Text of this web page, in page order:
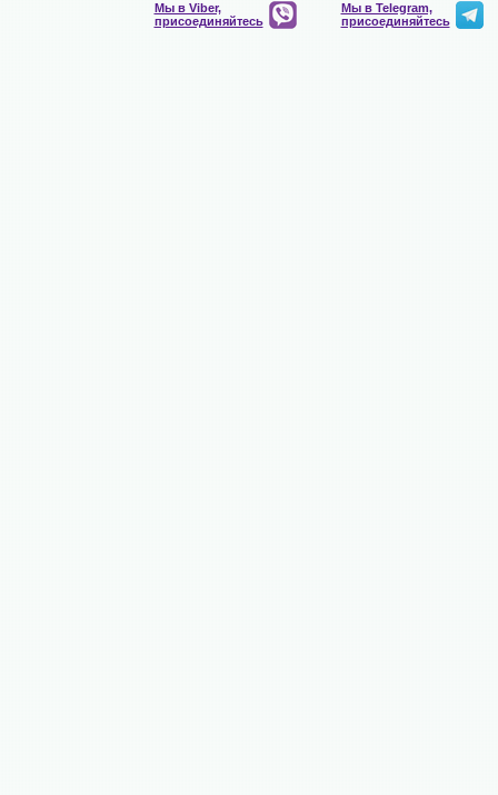
Мы в Viber,
присоединяйтесь
Мы в Telegram,
присоединяйтесь